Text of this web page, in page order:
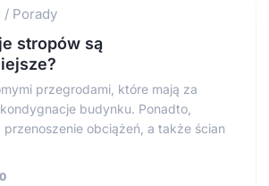
/ Porady
stropów są
przegrodami, które mają za
budynku. Ponadto,
przenoszenie obciążeń, a także ścian